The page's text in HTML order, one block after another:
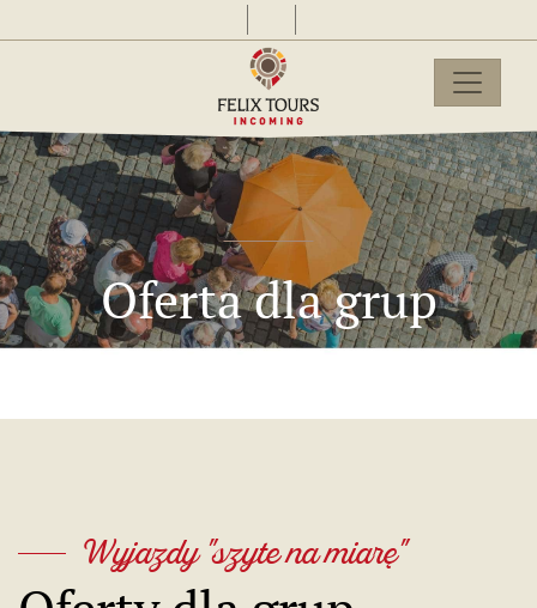
Oferta dla grup
Wyjazdy "szyte na miarę"